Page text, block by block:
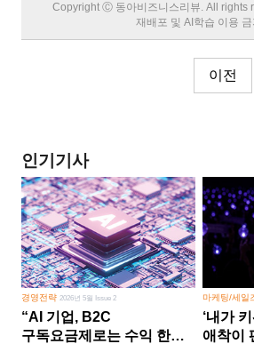
Copyright Ⓒ 동아비즈니스리뷰. All rights
재배포 및 AI학습 이용 금
이전
인기기사
경영전략 2026년 5월 Issue 2
“AI 기업, B2C
구독요금제로는 수익 한계
마케팅/세일
‘내가
애착이